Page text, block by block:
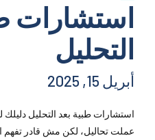
استشارات
التحليل
أبريل 15, 2025
استشارات طبية بعد التحليل
عملت تحاليل، لكن مش قادر تفهم